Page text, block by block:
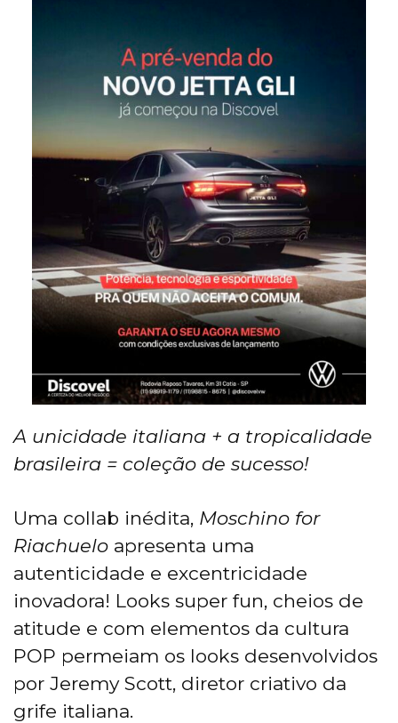
A unicidade italiana + a tropicalidade
brasileira = coleção de sucesso!
Uma collab inédita, Moschino for
Riachuelo apresenta uma
autenticidade e excentricidade
inovadora! Looks super fun, cheios de
atitude e com elementos da cultura
POP permeiam os looks desenvolvidos
por Jeremy Scott, diretor criativo da
grife italiana.